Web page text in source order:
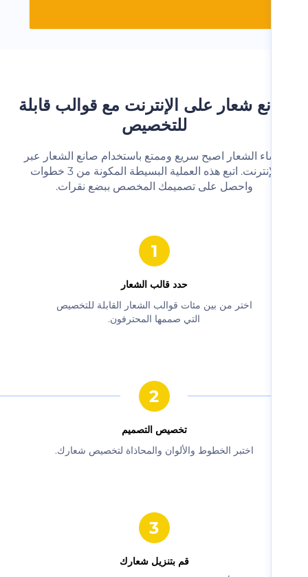
شعار على الإنترنت مع قوالب قابلة
للتخصيص
الشعار اصبح سريع وممتع باستخدام صانع الشعار عبر
الإنترنت. اتبع هذه العملية البسيطة المكونة من 3 خطوات
واحصل على تصميمك المخصص ببضع نقرات.‬
حدد قالب الشعار
‫اختر من بين مئات قوالب الشعار القابلة للتخصيص
التي صممها المحترفون.‬
‫تخصيص التصميم‬
‫اختبر الخطوط والألوان والمحاذاة لتخصيص شعارك.‬
‫قم بتنزيل شعارك‬